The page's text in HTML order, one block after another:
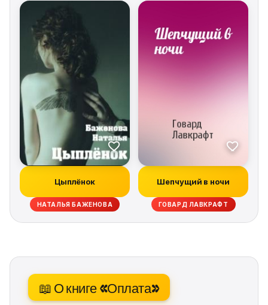
Цыплёнок
НАТАЛЬЯ БАЖЕНОВА
Шепчущий в ночи
ГОВАРД ЛАВКРАФТ
📖 О книге «Оплата»